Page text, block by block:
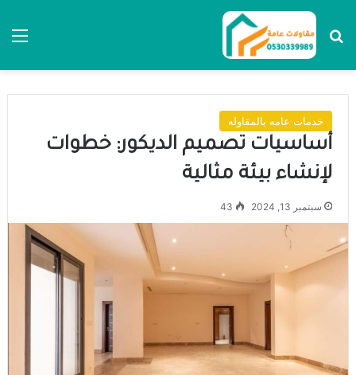
بحث عن
خدمات عامه بالمقاوله
أساسيات تصميم الديكور: خطوات
لإنشاء بيئة مثالية
سبتمبر 13, 2024 43